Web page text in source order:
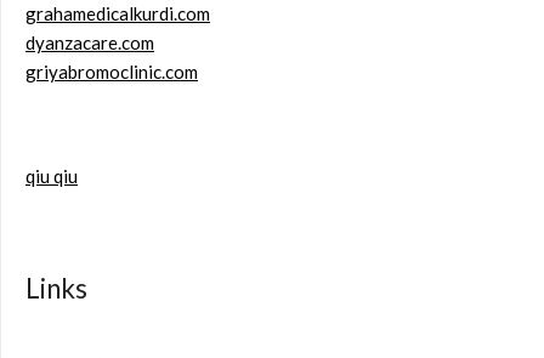
grahamedicalkurdi.com
dyanzacare.com
griyabromoclinic.com
qiu qiu
Links